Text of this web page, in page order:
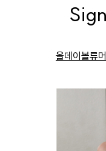
올데이볼류머